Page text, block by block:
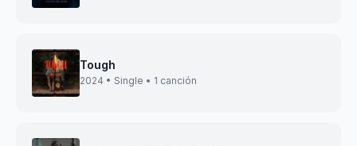
Tough
2024 • Single • 1 canción